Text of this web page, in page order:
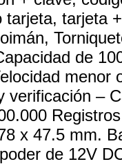
tarjeta, tarjeta
de
menor
verificación –
x 47.5 mm.
de 12V